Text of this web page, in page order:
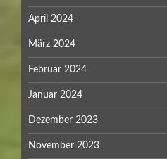
April 2024
März 2024
Februar 2024
Januar 2024
Dezember 2023
November 2023